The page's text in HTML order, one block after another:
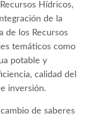
Hídricos,
de la
de los Recursos
temáticos como
potable y
calidad del
inversión.
de saberes